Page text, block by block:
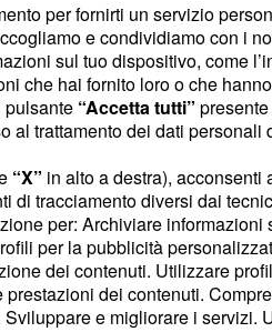
di
nel
di U&D
che è
due
per fornirti un servizio
e condividiamo con i
sul tuo dispositivo, come
che hai fornito loro o che
pulsante “Accetta tutti”
al trattamento dei dati
“X” in alto a destra),
di tracciamento diversi dai
per: Archiviare
per la pubblicità
dei contenuti. Utilizzare
dei contenuti.
e migliorare i servizi.